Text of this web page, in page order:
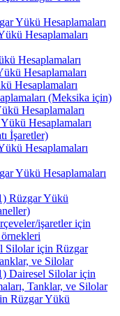
Yükü Hesaplamaları
Hesaplamaları
Hesaplamaları
Hesaplamaları
Hesaplamaları
(Meksika için)
Hesaplamaları
Hesaplamaları
İşaretler)
Hesaplamaları
Yükü Hesaplamaları
Rüzgar Yükü
işaretler için
Silolar için Rüzgar
ve Silolar
Dairesel Silolar için
Tanklar, ve Silolar
Rüzgar Yükü